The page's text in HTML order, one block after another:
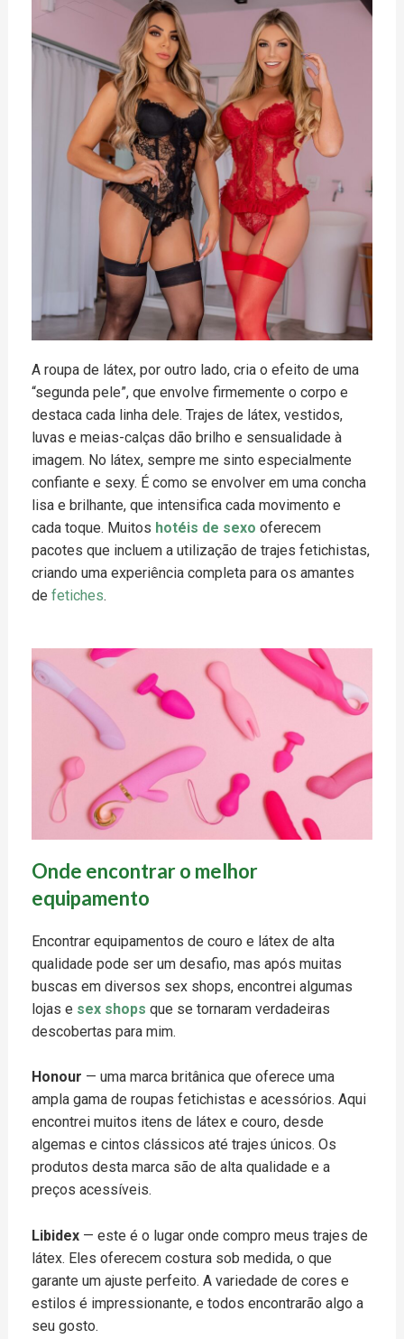
A roupa de látex, por outro lado, cria o efeito de uma
“segunda pele”, que envolve firmemente o corpo e
destaca cada linha dele. Trajes de látex, vestidos,
luvas e meias-calças dão brilho e sensualidade à
imagem. No látex, sempre me sinto especialmente
confiante e sexy. É como se envolver em uma concha
lisa e brilhante, que intensifica cada movimento e
cada toque. Muitos hotéis de sexo oferecem
pacotes que incluem a utilização de trajes fetichistas,
criando uma experiência completa para os amantes
de fetiches.
Onde encontrar o melhor
equipamento
Encontrar equipamentos de couro e látex de alta
qualidade pode ser um desafio, mas após muitas
buscas em diversos sex shops, encontrei algumas
lojas e sex shops que se tornaram verdadeiras
descobertas para mim.
Honour — uma marca britânica que oferece uma
ampla gama de roupas fetichistas e acessórios. Aqui
encontrei muitos itens de látex e couro, desde
algemas e cintos clássicos até trajes únicos. Os
produtos desta marca são de alta qualidade e a
preços acessíveis.
Libidex— este é o lugar onde compro meus trajes de
látex. Eles oferecem costura sob medida, o que
garante um ajuste perfeito. A variedade de cores e
estilos é impressionante, e todos encontrarão algo a
seu gosto.